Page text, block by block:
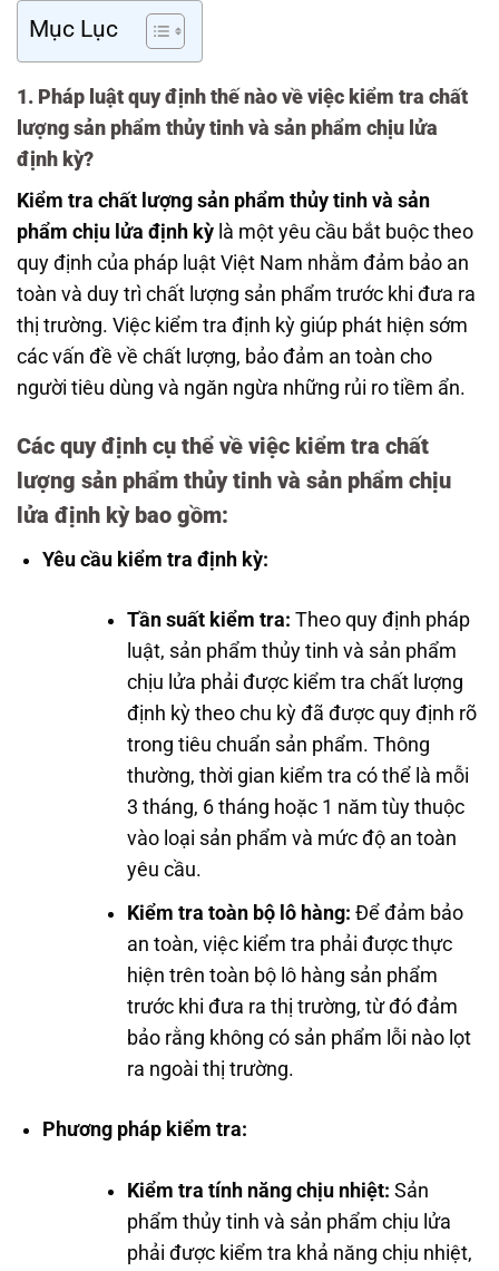
Mục Lục
1. Pháp luật quy định thế nào về việc kiểm tra chất
lượng sản phẩm thủy tinh và sản phẩm chịu lửa
định kỳ?
Kiểm tra chất lượng sản phẩm thủy tinh và sản
phẩm chịu lửa định kỳ là một yêu cầu bắt buộc theo
quy định của pháp luật Việt Nam nhằm đảm bảo an
toàn và duy trì chất lượng sản phẩm trước khi đưa ra
thị trường. Việc kiểm tra định kỳ giúp phát hiện sớm
các vấn đề về chất lượng, bảo đảm an toàn cho
người tiêu dùng và ngăn ngừa những rủi ro tiềm ẩn.
Các quy định cụ thể về việc kiểm tra chất
lượng sản phẩm thủy tinh và sản phẩm chịu
lửa định kỳ bao gồm:
Yêu cầu kiểm tra định kỳ:
Tần suất kiểm tra: Theo quy định pháp
luật, sản phẩm thủy tinh và sản phẩm
chịu lửa phải được kiểm tra chất lượng
định kỳ theo chu kỳ đã được quy định rõ
trong tiêu chuẩn sản phẩm. Thông
thường, thời gian kiểm tra có thể là mỗi
3 tháng, 6 tháng hoặc 1 năm tùy thuộc
vào loại sản phẩm và mức độ an toàn
yêu cầu.
Kiểm tra toàn bộ lô hàng: Để đảm bảo
an toàn, việc kiểm tra phải được thực
hiện trên toàn bộ lô hàng sản phẩm
trước khi đưa ra thị trường, từ đó đảm
bảo rằng không có sản phẩm lỗi nào lọt
ra ngoài thị trường.
Phương pháp kiểm tra:
Kiểm tra tính năng chịu nhiệt: Sản
phẩm thủy tinh và sản phẩm chịu lửa
phải được kiểm tra khả năng chịu nhiệt,